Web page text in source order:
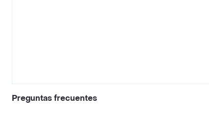
Preguntas frecuentes